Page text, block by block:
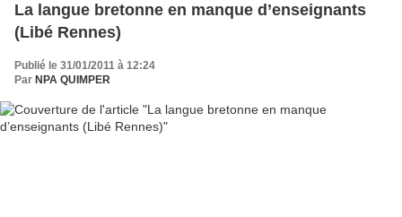
La langue bretonne en manque d’enseignants
(Libé Rennes)
Publié le 31/01/2011 à 12:24
Par NPA QUIMPER